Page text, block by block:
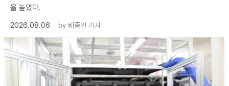
을 높였다.
2026.08.06
by 배종인 기자